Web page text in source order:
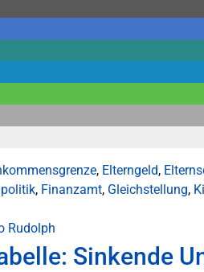
, Elterngeld,
, Finanzamt, Gleichstellung,
Rudolph
Sinkende